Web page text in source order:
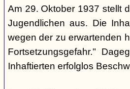
Am 29. Oktober 1937 stellt
Jugendlichen aus. Die
wegen der zu erwartenden
Fortsetzungsgefahr."
Inhaftierten erfolglos